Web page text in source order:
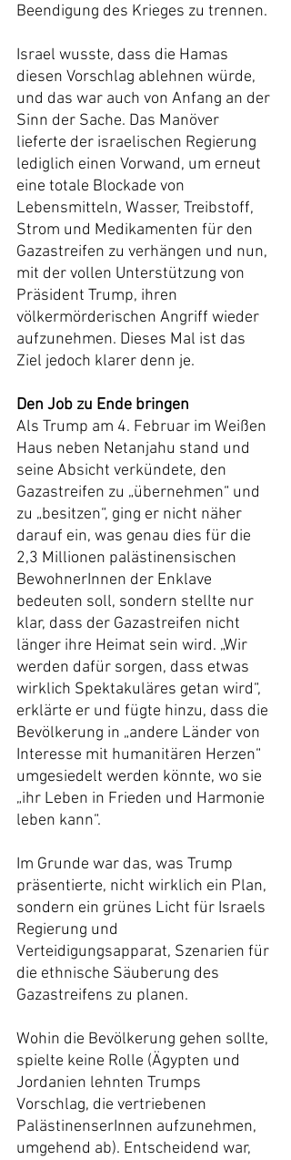
Beendigung des Krieges zu trennen.
Israel wusste, dass die Hamas
diesen Vorschlag ablehnen würde,
und das war auch von Anfang an der
Sinn der Sache. Das Manöver
lieferte der israelischen Regierung
lediglich einen Vorwand, um erneut
eine totale Blockade von
Lebensmitteln, Wasser, Treibstoff,
Strom und Medikamenten für den
Gazastreifen zu verhängen und nun,
mit der vollen Unterstützung von
Präsident Trump, ihren
völkermörderischen Angriff wieder
aufzunehmen. Dieses Mal ist das
Ziel jedoch klarer denn je.
Den Job zu Ende bringen
Als Trump am 4. Februar im Weißen
Haus neben Netanjahu stand und
seine Absicht verkündete, den
Gazastreifen zu „übernehmen“ und
zu „besitzen“, ging er nicht näher
darauf ein, was genau dies für die
2,3 Millionen palästinensischen
BewohnerInnen der Enklave
bedeuten soll, sondern stellte nur
klar, dass der Gazastreifen nicht
länger ihre Heimat sein wird. „Wir
werden dafür sorgen, dass etwas
wirklich Spektakuläres getan wird“,
erklärte er und fügte hinzu, dass die
Bevölkerung in „andere Länder von
Interesse mit humanitären Herzen“
umgesiedelt werden könnte, wo sie
„ihr Leben in Frieden und Harmonie
leben kann“.
Im Grunde war das, was Trump
präsentierte, nicht wirklich ein Plan,
sondern ein grünes Licht für Israels
Regierung und
Verteidigungsapparat, Szenarien für
die ethnische Säuberung des
Gazastreifens zu planen.
Wohin die Bevölkerung gehen sollte,
spielte keine Rolle (Ägypten und
Jordanien lehnten Trumps
Vorschlag, die vertriebenen
PalästinenserInnen aufzunehmen,
umgehend ab). Entscheidend war,